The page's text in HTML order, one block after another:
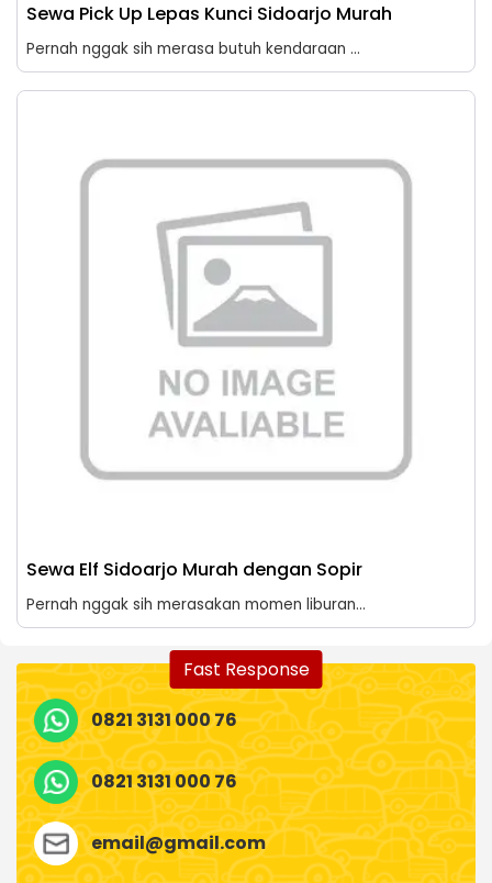
Sewa Pick Up Lepas Kunci Sidoarjo Murah
Pernah nggak sih merasa butuh kendaraan ...
Sewa Elf Sidoarjo Murah dengan Sopir
Pernah nggak sih merasakan momen liburan...
Fast Response
0821 3131 000 76
0821 3131 000 76
email@gmail.com